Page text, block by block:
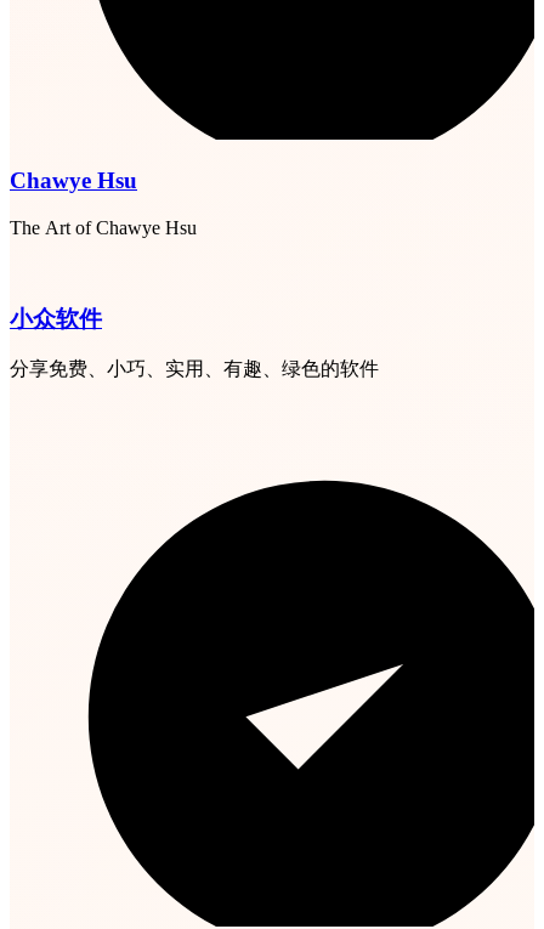
Chawye Hsu
The Art of Chawye Hsu
小众软件
分享免费、小巧、实用、有趣、绿色的软件